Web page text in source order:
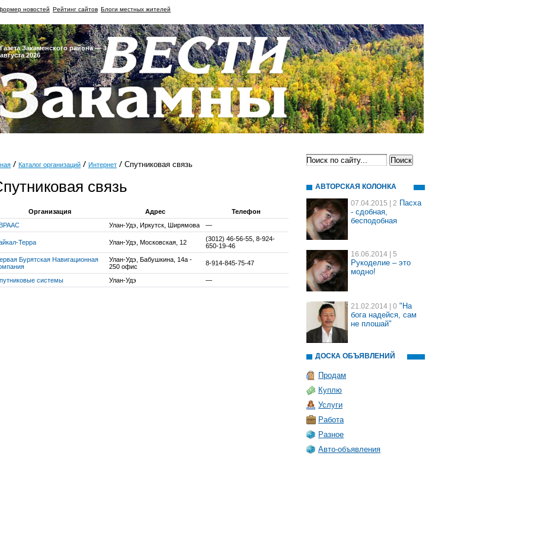
новостей Рейтинг сайтов Блоги местных жителей
Газета Закаменского района — 3
августа 2026
Каталог организаций Интернет Спутниковая связь
связь
Организация Адрес
Телефон
Улан-Удэ, Иркутск, Ширямова —
Терра Улан-Удэ, Московская, 12
(3012) 46-56-55, 8-924-
650-19-46
Бурятская Навигационная
Улан-Удэ, Бабушкина, 14а -
250 офис
8-914-845-75-47
системы Улан-Удэ —
АВТОРСКАЯ КОЛОНКА
07.04.2015 | 2 Пасха
- сдобная,
бесподобная
16.06.2014 | 5
Рукоделие – это
модно!
21.02.2014 | 0 "На
бога надейся, сам
не плошай"
ДОСКА ОБЪЯВЛЕНИЙ
Продам
Куплю
Услуги
Работа
Разное
Авто-объявления